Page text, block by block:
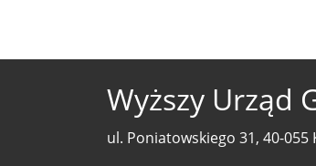
Wyższy Urząd
ul. Poniatowskiego 31, 40-055